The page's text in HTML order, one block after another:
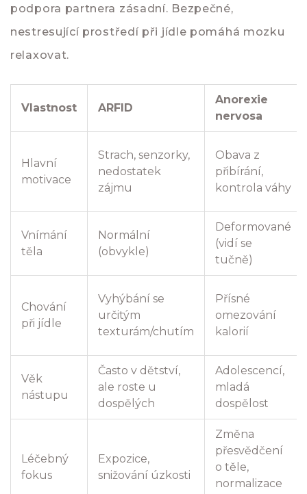
podpora partnera zásadní. Bezpečné,
nestresující prostředí při jídle pomáhá mozku
relaxovat.
Vlastnost ARFID
Anorexie
nervosa
Hlavní
motivace
Strach, senzorky,
nedostatek
zájmu
Obava z
přibírání,
kontrola váhy
Vnímání
těla
Normální
(obvykle)
Deformované
(vidí se
tučně)
Chování
při jídle
Vyhýbání se
určitým
texturám/chutím
Přísné
omezování
kalorií
Věk
nástupu
Často v dětství,
ale roste u
dospělých
Adolescencí,
mladá
dospělost
Léčebný
fokus
Expozice,
snižování úzkosti
Změna
přesvědčení
o těle,
normalizace